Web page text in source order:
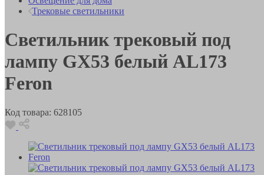
Трековые светильники
Светильник трековый под
лампу GX53 белый AL173
Feron
Код товара: 628105